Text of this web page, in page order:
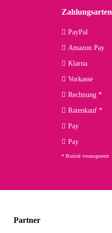
Blue 055
Zahlungsarten
PayPal
Amazon Pay
Klarna
Vorkasse
Rechnung *
Ratenkauf *
Pay
Pay
* Bonität vorausgesetzt
Partner